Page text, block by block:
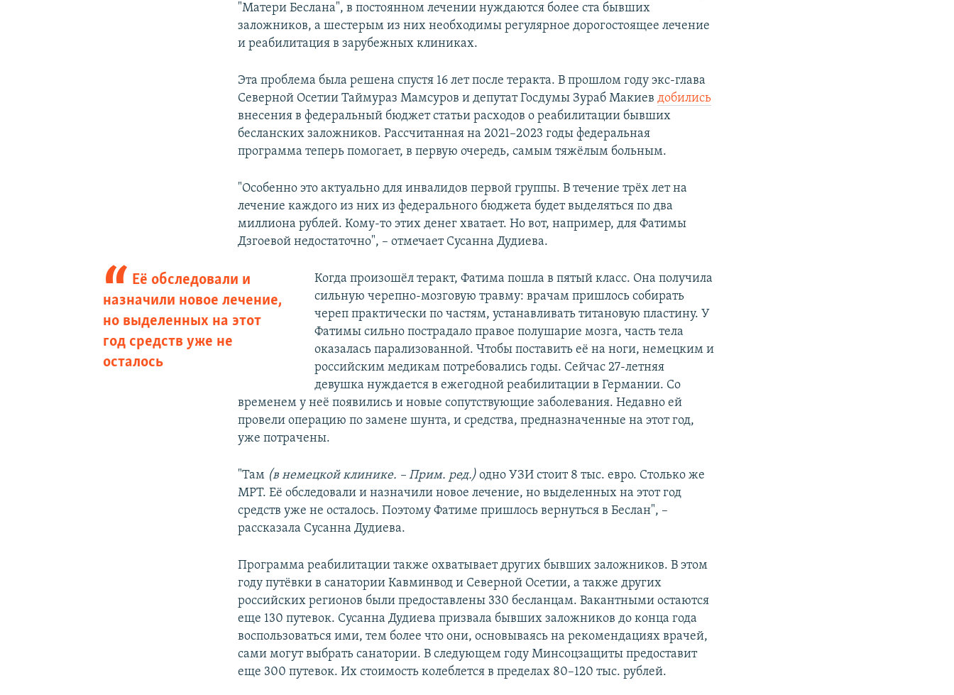
"Матери Беслана", в постоянном лечении нуждаются более ста бывших
заложников, а шестерым из них необходимы регулярное дорогостоящее лечение
и реабилитация в зарубежных клиниках.
Эта проблема была решена спустя 16 лет после теракта. В прошлом году экс-глава
Северной Осетии Таймураз Мамсуров и депутат Госдумы Зураб Макиевдобились
внесения в федеральный бюджет статьи расходов о реабилитации бывших
бесланских заложников. Рассчитанная на 2021–2023 годы федеральная
программа теперь помогает, в первую очередь, самым тяжёлым больным.
"Особенно это актуально для инвалидов первой группы. В течение трёх лет на
лечение каждого из них из федерального бюджета будет выделяться по два
миллиона рублей. Кому-то этих денег хватает. Но вот, например, для Фатимы
Дзгоевой недостаточно", – отмечает Сусанна Дудиева.
Её обследовали и
назначили новое лечение,
но выделенных на этот
год средств уже не
осталось
Когда произошёл теракт, Фатима пошла в пятый класс. Она получила
сильную черепно-мозговую травму: врачам пришлось собирать
череп практически по частям, устанавливать титановую пластину. У
Фатимы сильно пострадало правое полушарие мозга, часть тела
оказалась парализованной. Чтобы поставить её на ноги, немецким и
российским медикам потребовались годы. Сейчас 27-летняя
девушка нуждается в ежегодной реабилитации в Германии. Со
временем у неё появились и новые сопутствующие заболевания. Недавно ей
провели операцию по замене шунта, и средства, предназначенные на этот год,
уже потрачены.
"Там (в немецкой клинике. – Прим. ред.) одно УЗИ стоит 8 тыс. евро. Столько же
МРТ. Её обследовали и назначили новое лечение, но выделенных на этот год
средств уже не осталось. Поэтому Фатиме пришлось вернуться в Беслан", –
рассказала Сусанна Дудиева.
Программа реабилитации также охватывает других бывших заложников. В этом
году путёвки в санатории Кавминвод и Северной Осетии, а также других
российских регионов были предоставлены 330 бесланцам. Вакантными остаются
еще 130 путевок. Сусанна Дудиева призвала бывших заложников до конца года
воспользоваться ими, тем более что они, основываясь на рекомендациях врачей,
сами могут выбрать санатории. В следующем году Минсоцзащиты предоставит
еще 300 путевок. Их стоимость колеблется в пределах 80–120 тыс. рублей.